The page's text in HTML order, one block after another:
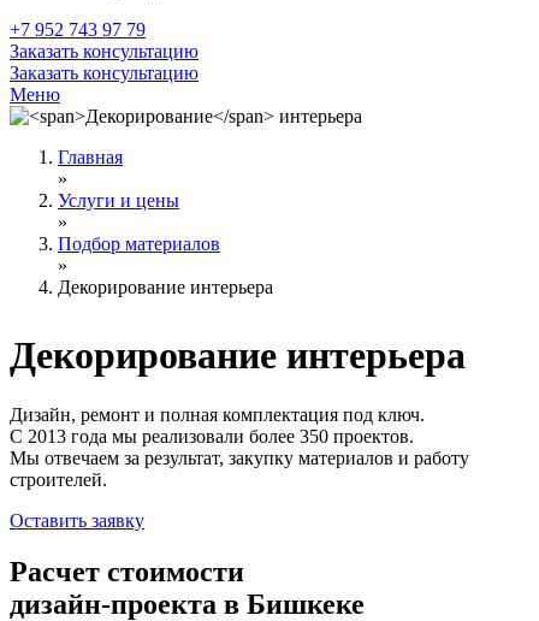
+7 952 743 97 79
Заказать консультацию
Заказать консультацию
Меню
Главная
»
Услуги и цены
»
Подбор материалов
»
Декорирование интерьера
Декорирование интерьера
Дизайн, ремонт и полная комплектация под ключ.
С 2013 года мы реализовали более 350 проектов.
Мы отвечаем за результат, закупку материалов и работу
строителей.
Оставить заявку
Расчет стоимости
дизайн-проекта в Бишкеке